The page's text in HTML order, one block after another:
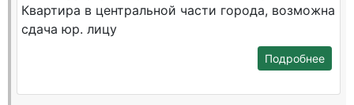
Квартира в центральной части города, возможна
сдача юр. лицу
Подробнее